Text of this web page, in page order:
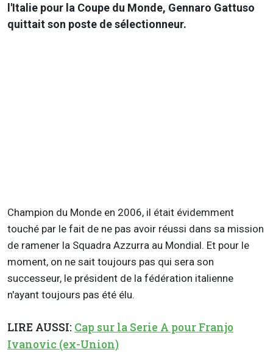
l'Italie pour la Coupe du Monde, Gennaro Gattuso
quittait son poste de sélectionneur.
Champion du Monde en 2006, il était évidemment
touché par le fait de ne pas avoir réussi dans sa mission
de ramener la Squadra Azzurra au Mondial. Et pour le
moment, on ne sait toujours pas qui sera son
successeur, le président de la fédération italienne
n'ayant toujours pas été élu.
LIRE AUSSI: Cap sur la Serie A pour Franjo
Ivanovic (ex-Union)